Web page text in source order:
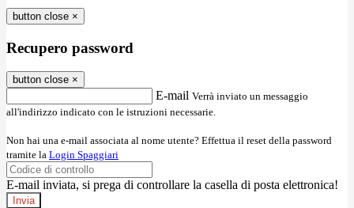
button close ×
Recupero password
button close ×
E-mail Verrà inviato un messaggio
all'indirizzo indicato con le istruzioni necessarie.
Non hai una e-mail associata al nome utente? Effettua il reset della password
tramite la Login Spaggiari
E-mail inviata, si prega di controllare la casella di posta elettronica!